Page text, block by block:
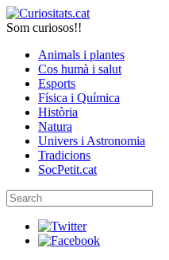
Som curiosos!!
Animals i plantes
Cos humà i salut
Esports
Física i Química
Història
Natura
Univers i Astronomia
Tradicions
SocPetit.cat